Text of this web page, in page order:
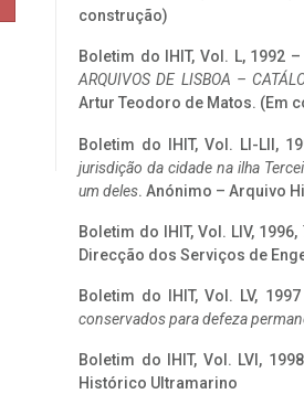
construção)
Boletim do IHIT, Vol. L, 1992 –
ARQUIVOS DE LISBOA –
Artur Teodoro de Matos. (Em
Boletim do IHIT, Vol. LI-LII,
jurisdição da cidade na ilha
um deles. Anónimo – Arquivo
Boletim do IHIT, Vol. LIV, 1996,
Direcção dos Serviços de
Boletim do IHIT, Vol. LV,
conservados para defeza
Boletim do IHIT, Vol. LVI,
Histórico Ultramarino